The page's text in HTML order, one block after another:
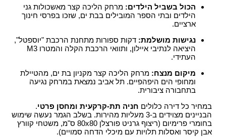
הכול בשביל הילדים: מרחק הליכה קצר מאשכולות גני
הילדים ובתי הספר המובילים בבת ים, שזכו בפרסי חינוך
ארציים.
נגישות מושלמת: דקות ספורות מתחנת הרכבת "יוספטל",
היציאה לנתיבי איילון, ותוואי הרכבת הקלה והמטרו M3
העתידי.
מיקום מנצח: מרחק הליכה קצר מקניון בת ים, מהטיילת
ומחופי הים היפהפיים. תל אביב נמצאת במרחק נגיעה
בתחבורה ציבורית.
במחיר כל דירה כלולים חניה תת-קרקעית ומחסן פרטי.
הבניינים מצוידים ב-3 מעליות מהירות
. בשלב הגמר נעשה שימוש
בחומרי פרימיום (ריצוף גרניט פורצלן 80x80 ס"מ, משטחי קוורץ
אבן קיסר ואסלות תלויות עם מיכלי הדחה סמויים).